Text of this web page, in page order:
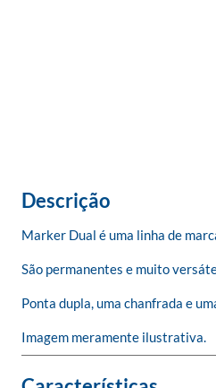
Descrição
Marker Dual é uma linha de
São permanentes e muito
Ponta dupla, uma chanfrada e
Imagem meramente ilustrativa.